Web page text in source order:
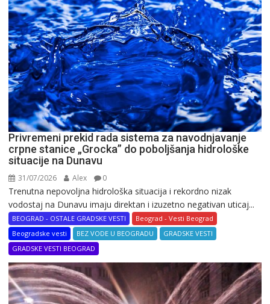
Privremeni prekid rada sistema za navodnjavanje
crpne stanice „Grocka” do poboljšanja hidrološke
situacije na Dunavu
31/07/2026 Alex 0
Trenutna nepovoljna hidrološka situacija i rekordno nizak
vodostaj na Dunavu imaju direktan i izuzetno negativan uticaj...
BEOGRAD - OSTALE GRADSKE VESTI
Beograd - Vesti Beograd
Beogradske vesti
BEZ VODE U BEOGRADU
GRADSKE VESTI
GRADSKE VESTI BEOGRAD